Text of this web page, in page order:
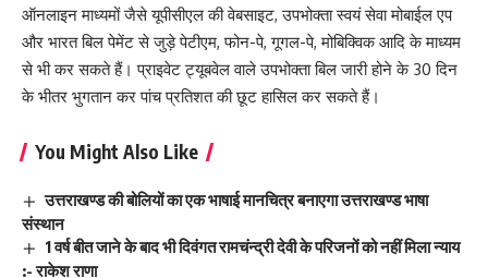
ऑनलाइन माध्यमों जैसे यूपीसीएल की वेबसाइट, उपभोक्ता स्वयं सेवा मोबाईल एप
और भारत बिल पेमेंट से जुड़े पेटीएम, फोन-पे, गूगल-पे, मोबिक्विक आदि के माध्यम
से भी कर सकते हैं। प्राइवेट ट्यूबवेल वाले उपभोक्ता बिल जारी होने के 30 दिन
के भीतर भुगतान कर पांच प्रतिशत की छूट हासिल कर सकते हैं।
You Might Also Like
उत्तराखण्ड की बोलियों का एक भाषाई मानचित्र बनाएगा उत्तराखण्ड भाषा
संस्थान
1 वर्ष बीत जाने के बाद भी दिवंगत रामचंन्द्री देवी के परिजनों को नहीं मिला न्याय
:- राकेश राणा